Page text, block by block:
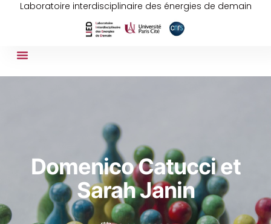
Laboratoire interdisciplinaire des énergies de demain
Domenico Catucci et
Sarah Janin